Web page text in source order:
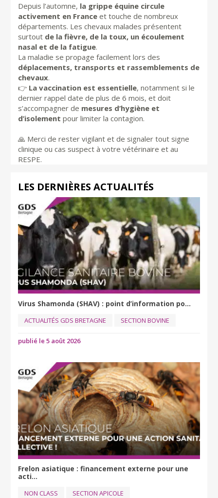
Depuis l’automne, la grippe équine circule
activement en France et touche de nombreux
départements. Les chevaux malades présentent
surtout de la fièvre, de la toux, un écoulement
nasal et de la fatigue.
La maladie se propage facilement lors des
déplacements, transports et rassemblements de
chevaux.
👉 La vaccination est essentielle, notamment si le
dernier rappel date de plus de 6 mois, et doit
s’accompagner de mesures d’hygiène et
d’isolement pour limiter la contagion.
🙏 Merci de rester vigilant et de signaler tout signe
clinique ou cas suspect à votre vétérinaire et au
RESPE.
LES DERNIÈRES ACTUALITÉS
Virus Shamonda (SHAV) : point d’information po...
ACTUALITÉS GDS BRETAGNE SECTION BOVINE
publié le 5 août 2026
Frelon asiatique : financement externe pour une
acti...
NON CLASS SECTION APICOLE